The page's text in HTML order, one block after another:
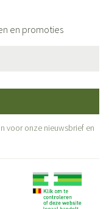
en promoties
voor onze nieuwsbrief en